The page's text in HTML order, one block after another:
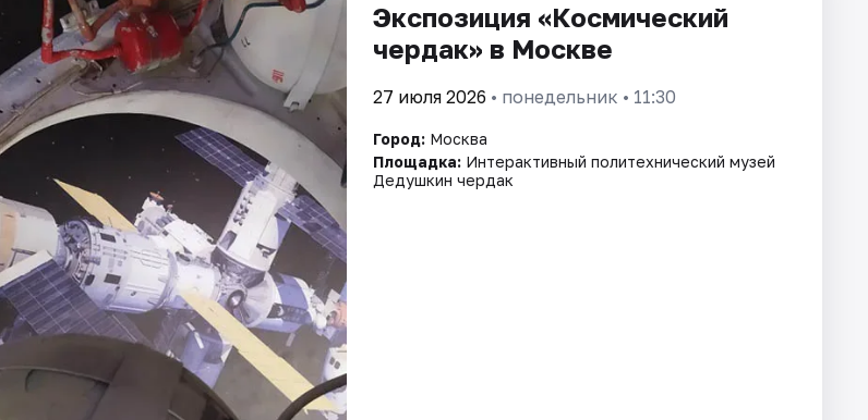
Экспозиция «Космический
чердак» в Москве
27 июля 2026 • понедельник • 11:30
Город: Москва
Площадка: Интерактивный политехнический музей
Дедушкин чердак